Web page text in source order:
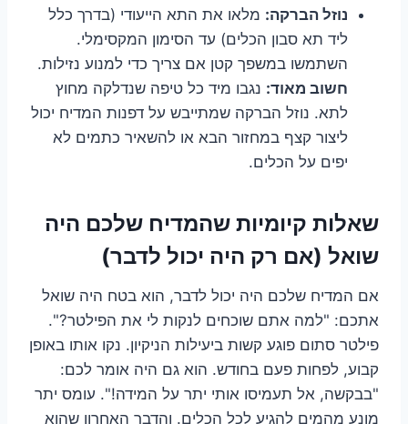
נוזל הברקה: מלאו את התא הייעודי (בדרך כלל
ליד תא סבון הכלים) עד הסימון המקסימלי.
השתמשו במשפך קטן אם צריך כדי למנוע נזילות.
חשוב מאוד: נגבו מיד כל טיפה שנדלקה מחוץ
לתא. נוזל הברקה שמתייבש על דפנות המדיח יכול
ליצור קצף במחזור הבא או להשאיר כתמים לא
יפים על הכלים.
שאלות קיומיות שהמדיח שלכם היה
שואל (אם רק היה יכול לדבר)
אם המדיח שלכם היה יכול לדבר, הוא בטח היה שואל
אתכם: "למה אתם שוכחים לנקות לי את הפילטר?".
פילטר סתום פוגע קשות ביעילות הניקיון. נקו אותו באופן
קבוע, לפחות פעם בחודש. הוא גם היה אומר לכם:
"בבקשה, אל תעמיסו אותי יתר על המידה!". עומס יתר
מונע מהמים להגיע לכל הכלים. והדבר האחרון שהוא